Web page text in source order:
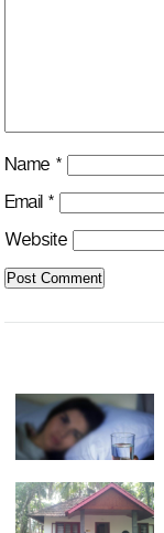
Name *
Email *
Website